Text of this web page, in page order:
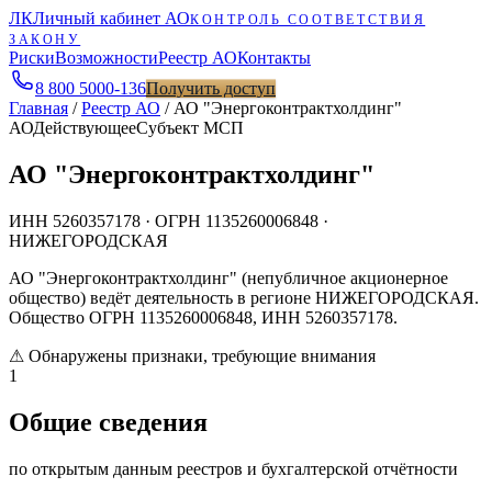
ЛКЛичный кабинет АОКОНТРОЛЬ СООТВЕТСТВИЯ
ЗАКОНУ
РискиВозможностиРеестр АОКонтакты
8 800 5000-136Получить доступ
Главная /Реестр АО / АО "Энергоконтрактхолдинг"
АОДействующееСубъект МСП
АО "Энергоконтрактхолдинг"
ИНН 5260357178 · ОГРН 1135260006848 ·
НИЖЕГОРОДСКАЯ
АО "Энергоконтрактхолдинг" (непубличное акционерное
общество) ведёт деятельность в регионе НИЖЕГОРОДСКАЯ.
Общество ОГРН 1135260006848, ИНН 5260357178.
⚠ Обнаружены признаки, требующие внимания
1
Общие сведения
по открытым данным реестров и бухгалтерской отчётности